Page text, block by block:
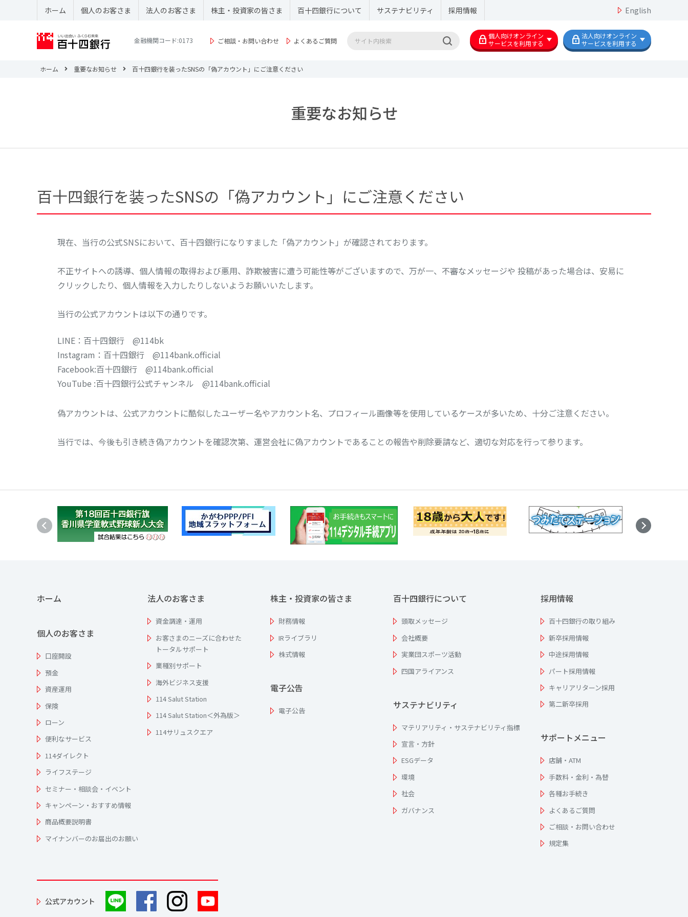
ホーム 個人のお客さま 法人のお客さま 株主・投資家の皆さま 百十四銀行について サステナビリティ 採用情報 English
金融機関コード:0173 ご相談・お問い合わせ よくあるご質問
個人向けオンライン
サービスを利用する
法人向けオンライン
サービスを利用する
ホーム 重要なお知らせ 百十四銀行を装ったSNSの「偽アカウント」にご注意ください
重要なお知らせ
百十四銀行を装ったSNSの「偽アカウント」にご注意ください
現在、当行の公式SNSにおいて、百十四銀行になりすました「偽アカウント」が確認されております。
不正サイトへの誘導、個人情報の取得および悪用、詐欺被害に遭う可能性等がございますので、万が一、不審なメッセージや 投稿があった場合は、安易に
クリックしたり、個人情報を入力したりしないようお願いいたします。
当行の公式アカウントは以下の通りです。
LINE：百十四銀行 @114bk
Instagram：百十四銀行 @114bank.official
Facebook:百十四銀行 @114bank.official
YouTube :百十四銀行公式チャンネル @114bank.official
偽アカウントは、公式アカウントに酷似したユーザー名やアカウント名、プロフィール画像等を使用しているケースが多いため、十分ご注意ください。
当行では、今後も引き続き偽アカウントを確認次第、運営会社に偽アカウントであることの報告や削除要請など、適切な対応を行って参ります。
ホーム
個人のお客さま
口座開設
預金
資産運用
保険
ローン
便利なサービス
114ダイレクト
ライフステージ
セミナー・相談会・イベント
キャンペーン・おすすめ情報
商品概要説明書
マイナンバーのお届出のお願い
法人のお客さま
資金調達・運用
お客さまのニーズに合わせた
トータルサポート
業種別サポート
海外ビジネス支援
114 Salut Station
114 Salut Station＜外為版＞
114サリュスクエア
株主・投資家の皆さま
財務情報
IRライブラリ
株式情報
電子公告
電子公告
百十四銀行について
頭取メッセージ
会社概要
実業団スポーツ活動
四国アライアンス
サステナビリティ
マテリアリティ・サステナビリティ指標
宣言・方針
ESGデータ
環境
社会
ガバナンス
採用情報
百十四銀行の取り組み
新卒採用情報
中途採用情報
パート採用情報
キャリアリターン採用
第二新卒採用
サポートメニュー
店舗・ATM
手数料・金利・為替
各種お手続き
よくあるご質問
ご相談・お問い合わせ
規定集
公式アカウント